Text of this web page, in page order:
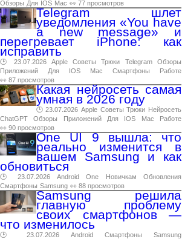
Обзоры Для IOS Mac 👀 77 просмотров
Telegram шлет
уведомления «You have
a new message» и
перегревает iPhone: как
исправить
🕑 23.07.2026 Apple Советы Трюки Telegram
Обзоры
Приложений
Для IOS Mac Смартфоны
Работе
👀 87 просмотров
Какая нейросеть самая
умная в 2026 году
🕑 23.07.2026 Apple Советы Трюки Нейросеть
ChatGPT
Обзоры Приложений Для IOS Mac
Работе
👀 90 просмотров
One UI 9 вышла: что
реально изменится в
вашем Samsung и как
обновиться
🕑 23.07.2026 Android One Новичкам
Обновления
Смартфоны Samsung 👀 88 просмотров
Samsung решила
главную проблему
своих смартфонов —
что изменилось
🕑 23.07.2026 Android Смартфоны
Samsung